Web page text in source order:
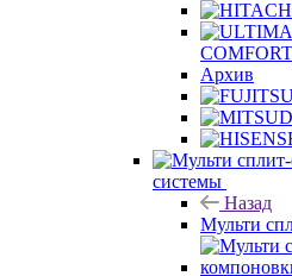
COMFORT
Архив
системы
Назад
Мульти